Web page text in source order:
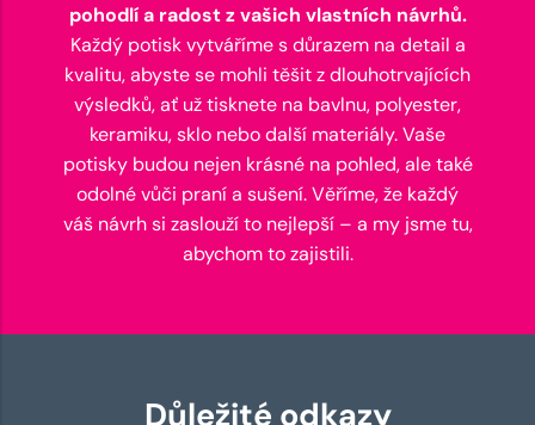
pohodlí a radost z vašich vlastních návrhů.
Každý potisk vytváříme s důrazem na detail a
kvalitu, abyste se mohli těšit z dlouhotrvajících
výsledků, ať už tisknete na bavlnu, polyester,
keramiku, sklo nebo další materiály. Vaše
potisky budou nejen krásné na pohled, ale také
odolné vůči praní a sušení. Věříme, že každý
váš návrh si zaslouží to nejlepší – a my jsme tu,
abychom to zajistili.
Důležité odkazy